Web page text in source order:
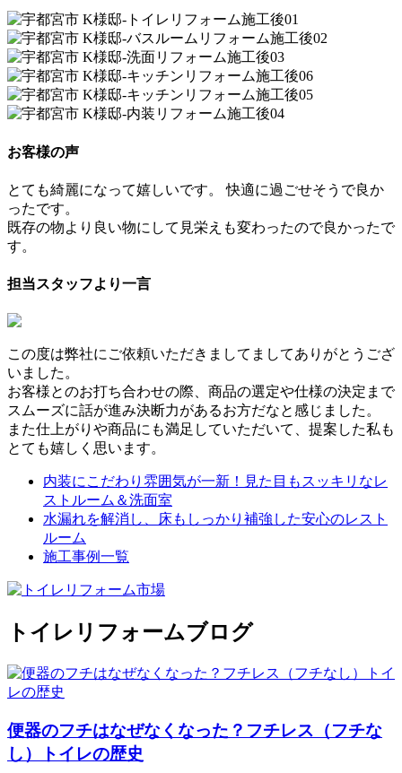
お客様の声
とても綺麗になって嬉しいです。 快適に過ごせそうで良か
ったです。
既存の物より良い物にして見栄えも変わったので良かったで
す。
担当スタッフより一言
この度は弊社にご依頼いただきましてましてありがとうござ
いました。
お客様とのお打ち合わせの際、商品の選定や仕様の決定まで
スムーズに話が進み決断力があるお方だなと感じました。
また仕上がりや商品にも満足していただいて、提案した私も
とても嬉しく思います。
内装にこだわり雰囲気が一新！見た目もスッキリなレ
ストルーム＆洗面室
水漏れを解消し、床もしっかり補強した安心のレスト
ルーム
施工事例一覧
トイレリフォームブログ
便器のフチはなぜなくなった？フチレス（フチな
し）トイレの歴史